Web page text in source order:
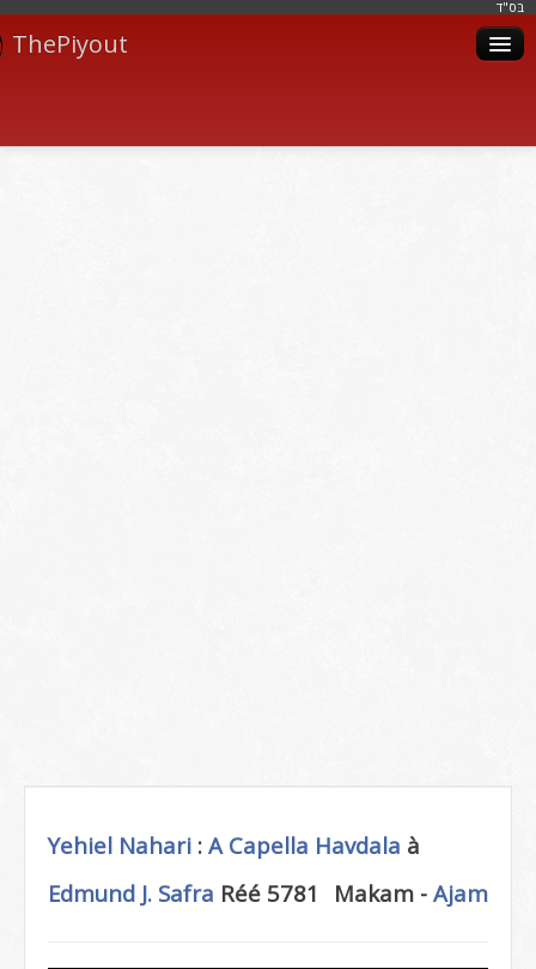
בּס"ד
ThePiyout
Yehiel Nahari : A Capella Havdala
Makam - Ajam
à
Edmund J. Safra Réé 5781